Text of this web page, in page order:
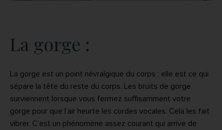
La gorge :
La gorge est un point névralgique du corps : elle est ce qui
sépare la tête du reste du corps. Les bruits de gorge
surviennent lorsque vous fermez suffisamment votre
gorge pour que l’air heurte les cordes vocales. Cela les fait
vibrer. C’est un phénomène assez courant qui arrive de